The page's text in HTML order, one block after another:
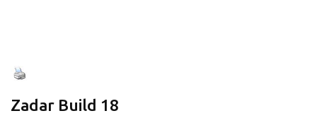
Zadar Build 18